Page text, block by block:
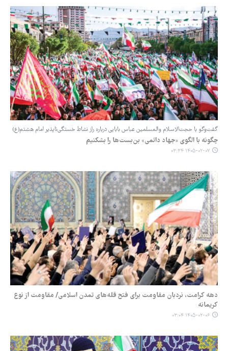
گفت‌وگو با حجت‌الاسلام والمسلمین عباس بابایی درباره راز نشاط خستگی‌ناپذیر امام هشتم(ع)
چگونه با الگوی «جهاد دائمی» بن‌بست‌ها را بشکنیم
۱۴۰۵-۰۲-۰۷ ۰۳:۳۴
دهه کرامت، نردبان مقاومت برای فتح قله‌های تمدن اسلامی/ مقاومت از نوع
کریمانه
۱۴۰۵-۰۲-۰۶ ۰۳:۰۴